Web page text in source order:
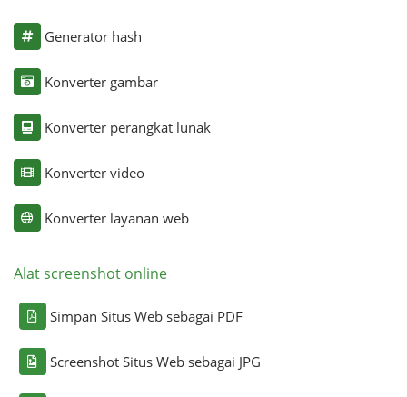
Generator hash
Konverter gambar
Konverter perangkat lunak
Konverter video
Konverter layanan web
Alat screenshot online
Simpan Situs Web sebagai PDF
Screenshot Situs Web sebagai JPG